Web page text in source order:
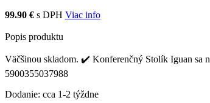
99.90 € s DPH Viac info
Popis produktu
Väčšinou skladom. ✔️ Konferenčný Stolík Iguan sa
5900355037988
Dodanie: cca 1-2 týždne